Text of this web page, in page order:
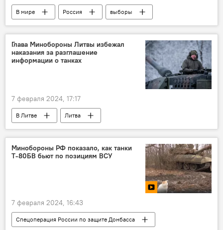
В мире Россия выборы
Глава Минобороны Литвы избежал
наказания за разглашение
информации о танках
7 февраля 2024, 17:17
В Литве
Литва
Арвидас Анушаускас
Прокуратура Литвы
Минобороны РФ показало, как танки
Т-80БВ бьют по позициям ВСУ
7 февраля 2024, 16:43
Спецоперация России по защите Донбасса